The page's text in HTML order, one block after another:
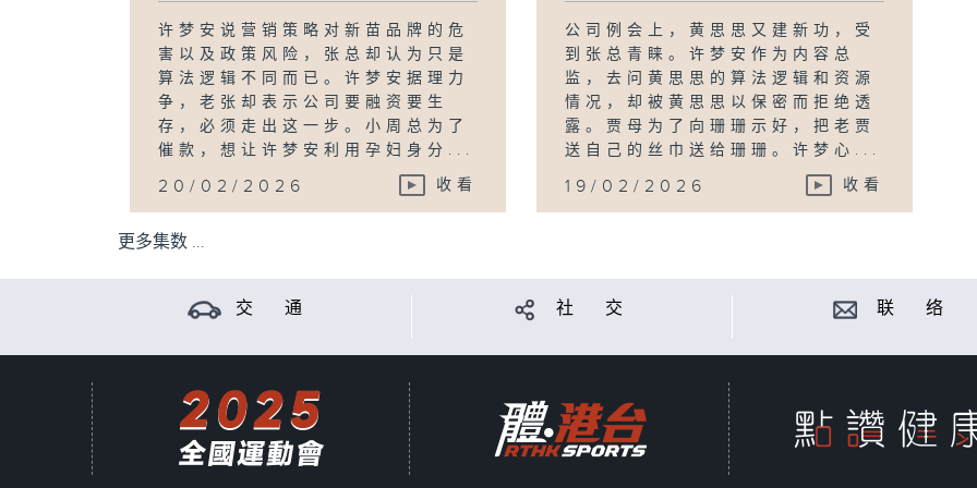
许梦安说营销策略对新苗品牌的危
害以及政策风险，张总却认为只是
算法逻辑不同而已。许梦安据理力
争，老张却表示公司要融资要生
存，必须走出这一步。小周总为了
催款，想让许梦安利用孕妇身分...
20/02/2026 收看
公司例会上，黄思思又建新功，受
到张总青睐。许梦安作为内容总
监，去问黄思思的算法逻辑和资源
情况，却被黄思思以保密而拒绝透
露。贾母为了向珊珊示好，把老贾
送自己的丝巾送给珊珊。许梦心...
19/02/2026 收看
更多集数 ...
交 通 社 交 联 络